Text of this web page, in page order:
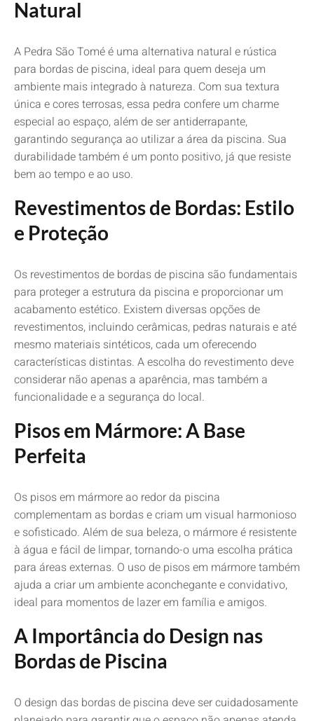
Natural
A Pedra São Tomé é uma alternativa natural e rústica
para bordas de piscina, ideal para quem deseja um
ambiente mais integrado à natureza. Com sua textura
única e cores terrosas, essa pedra confere um charme
especial ao espaço, além de ser antiderrapante,
garantindo segurança ao utilizar a área da piscina. Sua
durabilidade também é um ponto positivo, já que resiste
bem ao tempo e ao uso.
Revestimentos de Bordas: Estilo
e Proteção
Os revestimentos de bordas de piscina são fundamentais
para proteger a estrutura da piscina e proporcionar um
acabamento estético. Existem diversas opções de
revestimentos, incluindo cerâmicas, pedras naturais e até
mesmo materiais sintéticos, cada um oferecendo
características distintas. A escolha do revestimento deve
considerar não apenas a aparência, mas também a
funcionalidade e a segurança do local.
Pisos em Mármore: A Base
Perfeita
Os pisos em mármore ao redor da piscina
complementam as bordas e criam um visual harmonioso
e sofisticado. Além de sua beleza, o mármore é resistente
à água e fácil de limpar, tornando-o uma escolha prática
para áreas externas. O uso de pisos em mármore também
ajuda a criar um ambiente aconchegante e convidativo,
ideal para momentos de lazer em família e amigos.
A Importância do Design nas
Bordas de Piscina
O design das bordas de piscina deve ser cuidadosamente